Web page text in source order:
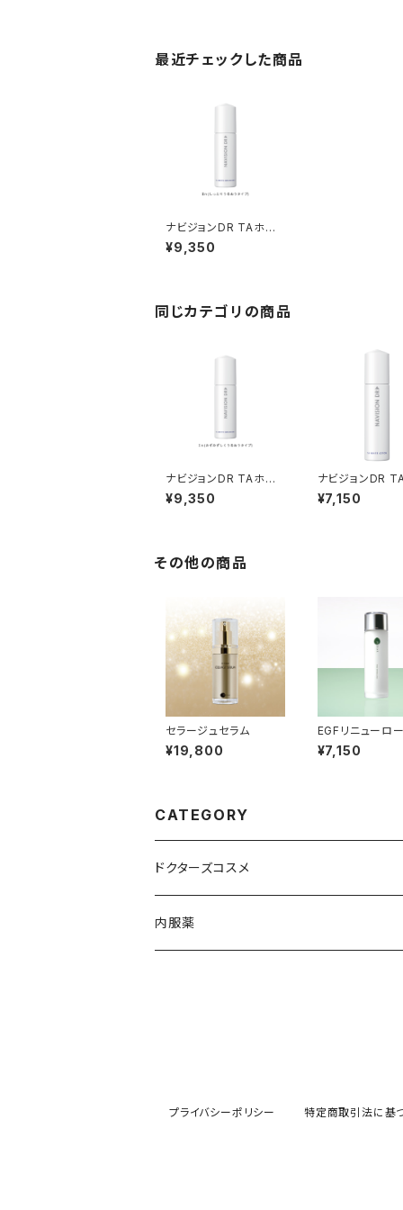
最近チェックした商品
ナビジョンDR TAホワ
イトエマルジョンⅡｎ（し
っとりうるおうタイプ）
¥9,350
同じカテゴリの商品
ナビジョンDR TAホワ
イトエマルジョンⅠｎ
（みずみずしくうるおうタ
¥9,350
ナビジョンDR
イトローションｎ
¥7,150
その他の商品
セラージュセラム
¥19,800
EGFリニューロ
¥7,150
CATEGORY
ドクターズコスメ
エムディア
内服薬
プライバシーポリシー 特定商取引法に基